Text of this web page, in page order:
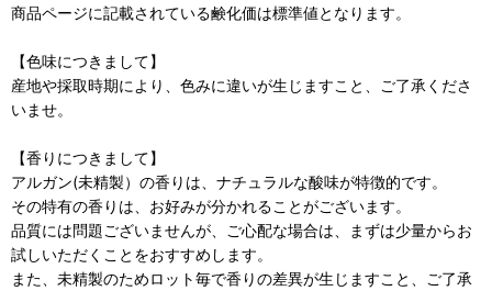
商品ページに記載されている鹸化価は標準値となります。
【色味につきまして】
産地や採取時期により、色みに違いが生じますこと、ご了承くださ
いませ。
【香りにつきまして】
アルガン(未精製）の香りは、ナチュラルな酸味が特徴的です。
その特有の香りは、お好みが分かれることがございます。
品質には問題ございませんが、ご心配な場合は、まずは少量からお
試しいただくことをおすすめします。
また、未精製のためロット毎で香りの差異が生じますこと、ご了承